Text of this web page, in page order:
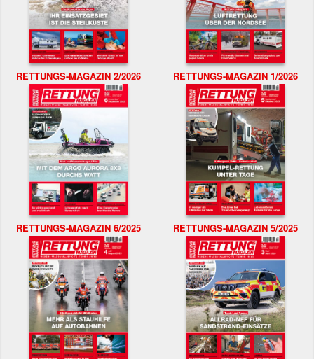
RETTUNGS-MAGAZIN 2/2026 RETTUNGS-MAGAZIN 1/2026
RETTUNGS-MAGAZIN 6/2025 RETTUNGS-MAGAZIN 5/2025